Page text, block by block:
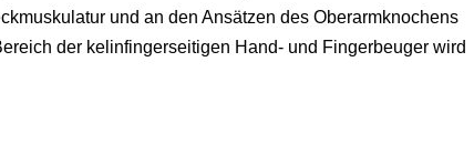
und an den Ansätzen des Oberarmknochens
der kelinfingerseitigen Hand- und Fingerbeuger wird